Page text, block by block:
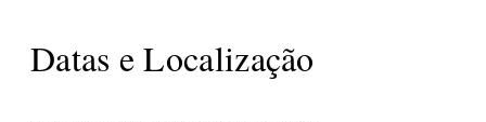
Datas e Localização